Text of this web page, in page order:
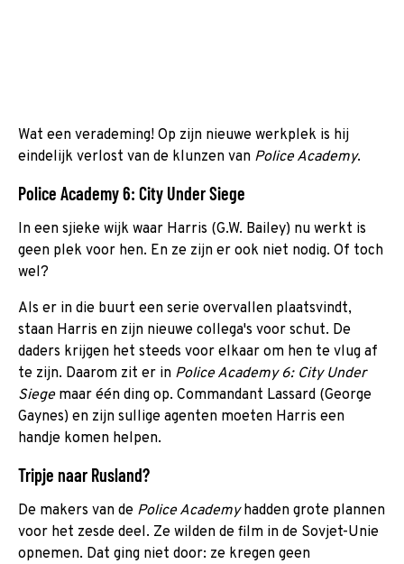
Wat een verademing! Op zijn nieuwe werkplek is hij
eindelijk verlost van de klunzen van Police Academy.
Police Academy 6: City Under Siege
In een sjieke wijk waar Harris (G.W. Bailey) nu werkt is
geen plek voor hen. En ze zijn er ook niet nodig. Of toch
wel?
Als er in die buurt een serie overvallen plaatsvindt,
staan Harris en zijn nieuwe collega's voor schut. De
daders krijgen het steeds voor elkaar om hen te vlug af
te zijn. Daarom zit er in Police Academy 6: City Under
Siege maar één ding op. Commandant Lassard (George
Gaynes) en zijn sullige agenten moeten Harris een
handje komen helpen.
Tripje naar Rusland?
De makers van de Police Academyhadden grote plannen
voor het zesde deel. Ze wilden de film in de Sovjet-Unie
opnemen. Dat ging niet door: ze kregen geen